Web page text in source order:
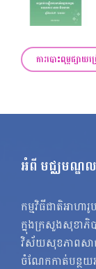
ការបោះពុម្ពផ្សាយ
អំពី មជ្ឈមណ្ឌល
កម្មវិធីជាតិអាហា
ក្នុងក្រសួងសុខាភិ
វិស័យសុខភាពសា
ចំណែកកាត់បន្ថយ